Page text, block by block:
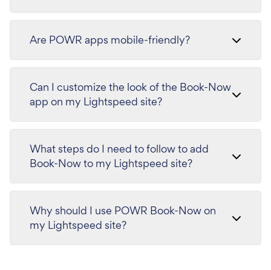
Are POWR apps mobile-friendly?
Can I customize the look of the Book-Now
app on my Lightspeed site?
What steps do I need to follow to add
Book-Now to my Lightspeed site?
Why should I use POWR Book-Now on
my Lightspeed site?